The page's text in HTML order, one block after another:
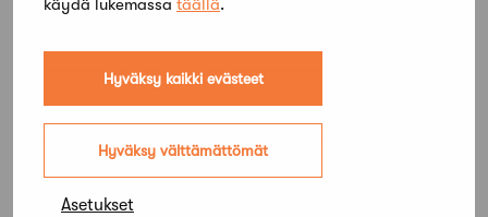
Hyväksy kaikki evästeet
Hyväksy välttämättömät
Asetukset
Lue lisää
Uutiset